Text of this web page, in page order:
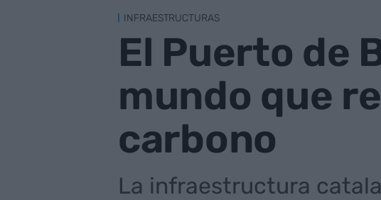
INFRAESTRUCTURAS
El Puerto de
mundo que
carbono
La infraestructura